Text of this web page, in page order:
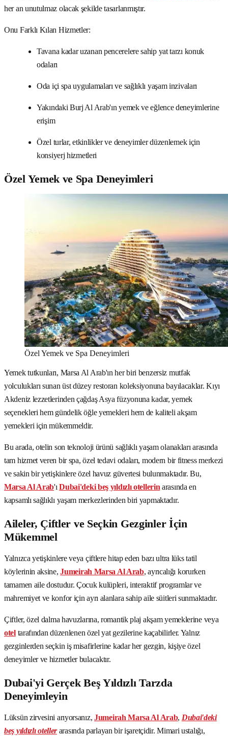
her an unutulmaz olacak şekilde tasarlanmıştır.
Onu Farklı Kılan Hizmetler:
Tavana kadar uzanan pencerelere sahip yat tarzı konuk
odaları
Oda içi spa uygulamaları ve sağlıklı yaşam inzivaları
Yakındaki Burj Al Arab'ın yemek ve eğlence deneyimlerine
erişim
Özel turlar, etkinlikler ve deneyimler düzenlemek için
konsiyerj hizmetleri
Özel Yemek ve Spa Deneyimleri
Özel Yemek ve Spa Deneyimleri
Yemek tutkunları, Marsa Al Arab'ın her biri benzersiz mutfak
yolculukları sunan üst düzey restoran koleksiyonuna bayılacaklar. Kıyı
Akdeniz lezzetlerinden çağdaş Asya füzyonuna kadar, yemek
seçenekleri hem gündelik öğle yemekleri hem de kaliteli akşam
yemekleri için mükemmeldir.
Bu arada, otelin son teknoloji ürünü sağlıklı yaşam olanakları arasında
tam hizmet veren bir spa, özel tedavi odaları, modern bir fitness merkezi
ve sakin bir yetişkinlere özel havuz güvertesi bulunmaktadır. Bu,
Marsa Al Arab'ıDubai'deki beş yıldızlı otellerin arasında en
kapsamlı sağlıklı yaşam merkezlerinden biri yapmaktadır.
Aileler, Çiftler ve Seçkin Gezginler İçin
Mükemmel
Yalnızca yetişkinlere veya çiftlere hitap eden bazı ultra lüks tatil
köylerinin aksine,Jumeirah Marsa Al Arab, ayrıcalığı korurken
tamamen aile dostudur. Çocuk kulüpleri, interaktif programlar ve
mahremiyet ve konfor için ayrı alanlara sahip aile süitleri sunmaktadır.
Çiftler, özel dalma havuzlarına, romantik plaj akşam yemeklerine veya
oteltarafından düzenlenen özel yat gezilerine kaçabilirler. Yalnız
gezginlerden seçkin iş misafirlerine kadar her gezgin, kişiye özel
deneyimler ve hizmetler bulacaktır.
Dubai'yi Gerçek Beş Yıldızlı Tarzda
Deneyimleyin
Lüksün zirvesini arıyorsanız, Jumeirah Marsa Al Arab, Dubai'deki
beş yıldızlı otellerarasında parlayan bir işaretçidir. Mimari ustalığı,